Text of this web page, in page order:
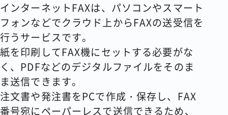
インターネットFAXは、パソコンやスマート
フォンなどでクラウド上からFAXの送受信を
行うサービスです。
紙を印刷してFAX機にセットする必要がな
く、PDFなどのデジタルファイルをそのま
ま送信できます。
注文書や発注書をPCで作成・保存し、FAX
番号宛にペーパーレスで送信できるため、